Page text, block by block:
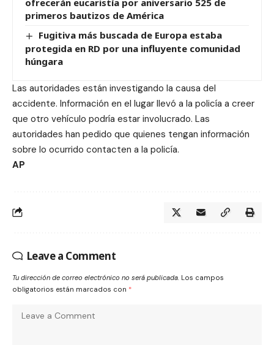
ofrecerán eucaristía por aniversario 525 de
primeros bautizos de América
Fugitiva más buscada de Europa estaba
protegida en RD por una influyente comunidad
húngara
Las autoridades están investigando la causa del
accidente. Información en el lugar llevó a la policía a creer
que otro vehículo podría estar involucrado. Las
autoridades han pedido que quienes tengan información
sobre lo ocurrido contacten a la policía.
AP
Leave a Comment
Tu dirección de correo electrónico no será publicada. Los campos
obligatorios están marcados con *